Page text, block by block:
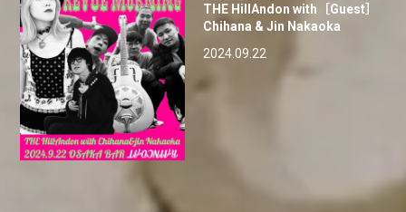
THE HillAndon with［Guest］
Chihana & Jin Nakaoka
2024.09.22